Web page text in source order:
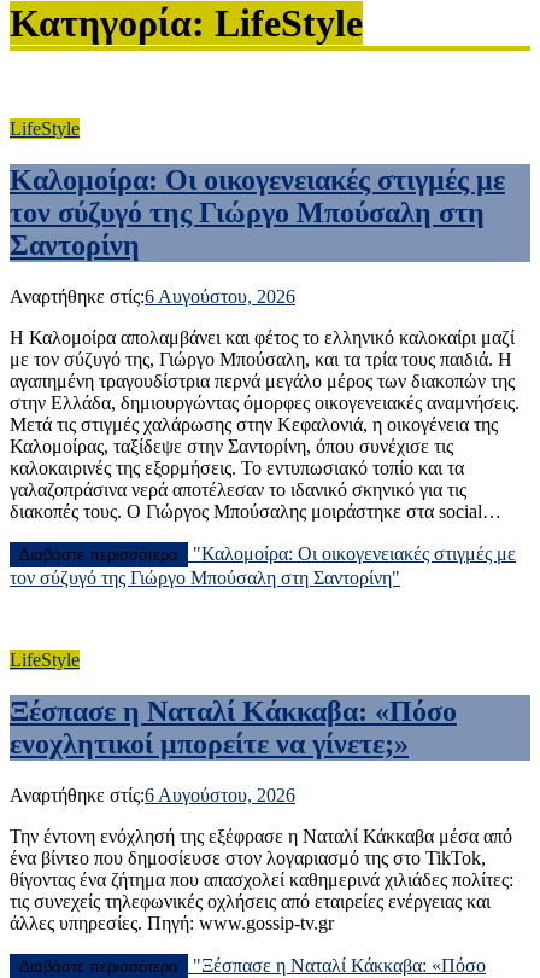
Κατηγορία: LifeStyle
LifeStyle
Καλομοίρα: Οι οικογενειακές στιγμές με
τον σύζυγό της Γιώργο Μπούσαλη στη
Σαντορίνη
Αναρτήθηκε στίς:6 Αυγούστου, 2026
Η Καλομοίρα απολαμβάνει και φέτος το ελληνικό καλοκαίρι μαζί
με τον σύζυγό της, Γιώργο Μπούσαλη, και τα τρία τους παιδιά. Η
αγαπημένη τραγουδίστρια περνά μεγάλο μέρος των διακοπών της
στην Ελλάδα, δημιουργώντας όμορφες οικογενειακές αναμνήσεις.
Μετά τις στιγμές χαλάρωσης στην Κεφαλονιά, η οικογένεια της
Καλομοίρας, ταξίδεψε στην Σαντορίνη, όπου συνέχισε τις
καλοκαιρινές της εξορμήσεις. Το εντυπωσιακό τοπίο και τα
γαλαζοπράσινα νερά αποτέλεσαν το ιδανικό σκηνικό για τις
διακοπές τους. Ο Γιώργος Μπούσαλης μοιράστηκε στα social…
Διαβάστε περισσότερα
"Καλομοίρα: Οι οικογενειακές στιγμές με
τον σύζυγό της Γιώργο Μπούσαλη στη Σαντορίνη"
LifeStyle
Ξέσπασε η Ναταλί Κάκκαβα: «Πόσο
ενοχλητικοί μπορείτε να γίνετε;»
Αναρτήθηκε στίς:6 Αυγούστου, 2026
Την έντονη ενόχλησή της εξέφρασε η Ναταλί Κάκκαβα μέσα από
ένα βίντεο που δημοσίευσε στον λογαριασμό της στο TikTok,
θίγοντας ένα ζήτημα που απασχολεί καθημερινά χιλιάδες πολίτες:
τις συνεχείς τηλεφωνικές οχλήσεις από εταιρείες ενέργειας και
άλλες υπηρεσίες. Πηγή: www.gossip-tv.gr
Διαβάστε περισσότερα "Ξέσπασε η Ναταλί Κάκκαβα: «Πόσο